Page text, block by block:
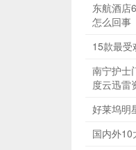
东航酒店
怎么回事
15款最受
南宁护士
度云迅雷
好莱坞明
国内外10